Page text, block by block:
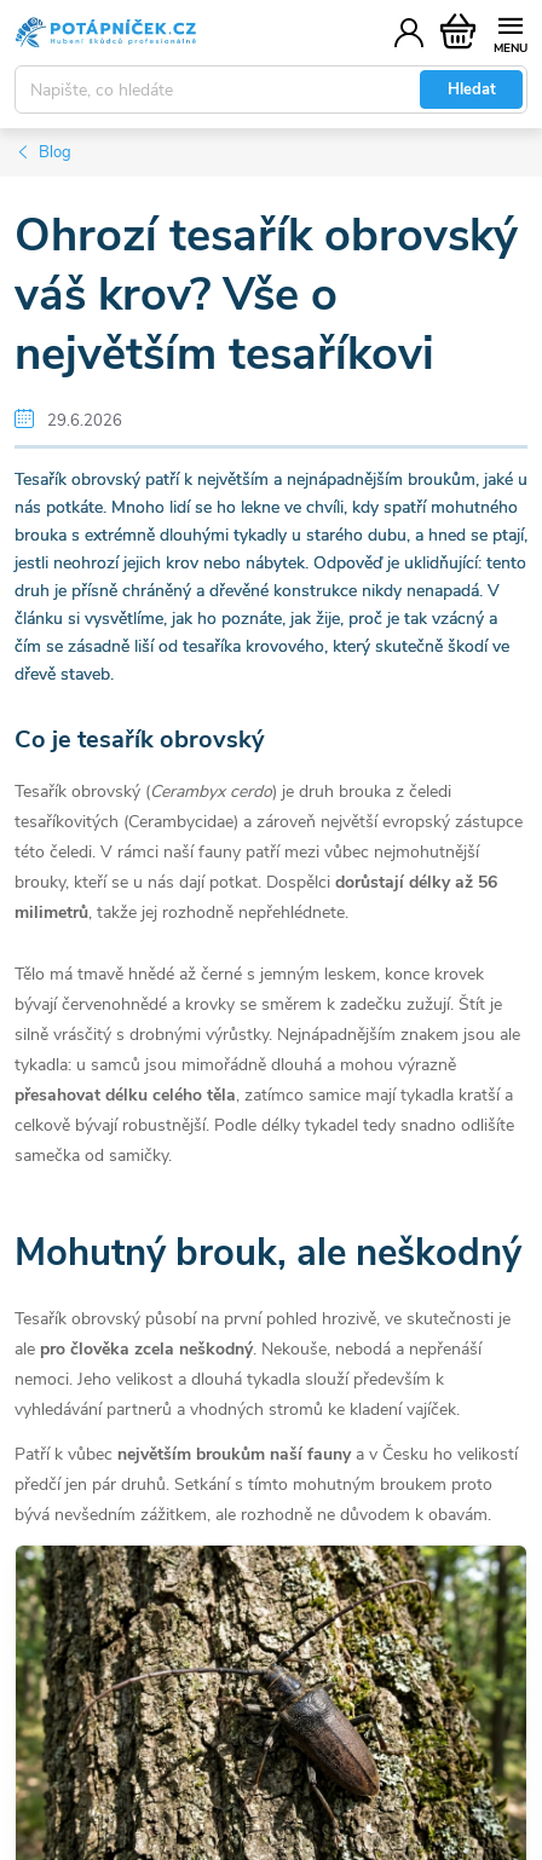
Přejít
na
obsah
Hledat
Nákupní
košík
Blog
Ohrozí tesařík obrovský
váš krov? Vše o
největším tesaříkovi
29.6.2026
Tesařík obrovský patří k největším a nejnápadnějším broukům, jaké u
nás potkáte. Mnoho lidí se ho lekne ve chvíli, kdy spatří mohutného
brouka s extrémně dlouhými tykadly u starého dubu, a hned se ptají,
jestli neohrozí jejich krov nebo nábytek. Odpověď je uklidňující: tento
druh je přísně chráněný a dřevěné konstrukce nikdy nenapadá. V
článku si vysvětlíme, jak ho poznáte, jak žije, proč je tak vzácný a
čím se zásadně liší od tesaříka krovového, který skutečně škodí ve
dřevě staveb.
Co je tesařík obrovský
Tesařík obrovský (Cerambyx cerdo) je druh brouka z čeledi
tesaříkovitých (Cerambycidae) a zároveň největší evropský zástupce
této čeledi. V rámci naší fauny patří mezi vůbec nejmohutnější
brouky, kteří se u nás dají potkat. Dospělci dorůstají délky až 56
milimetrů, takže jej rozhodně nepřehlédnete.
Tělo má tmavě hnědé až černé s jemným leskem, konce krovek
bývají červenohnědé a krovky se směrem k zadečku zužují. Štít je
silně vrásčitý s drobnými výrůstky. Nejnápadnějším znakem jsou ale
tykadla: u samců jsou mimořádně dlouhá a mohou výrazně
přesahovat délku celého těla, zatímco samice mají tykadla kratší a
celkově bývají robustnější. Podle délky tykadel tedy snadno odlišíte
samečka od samičky.
Mohutný brouk, ale neškodný
Tesařík obrovský působí na první pohled hrozivě, ve skutečnosti je
ale pro člověka zcela neškodný. Nekouše, nebodá a nepřenáší
nemoci. Jeho velikost a dlouhá tykadla slouží především k
vyhledávání partnerů a vhodných stromů ke kladení vajíček.
Patří k vůbec největším broukům naší faunya v Česku ho velikostí
předčí jen pár druhů. Setkání s tímto mohutným broukem proto
bývá nevšedním zážitkem, ale rozhodně ne důvodem k obavám.